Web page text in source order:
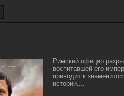
Римский офицер
воспитавшей его
приводит к
истории....